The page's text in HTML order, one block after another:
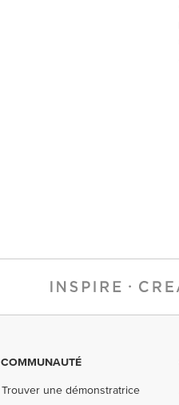
COMMUNAUTÉ
Trouver une démonstratrice